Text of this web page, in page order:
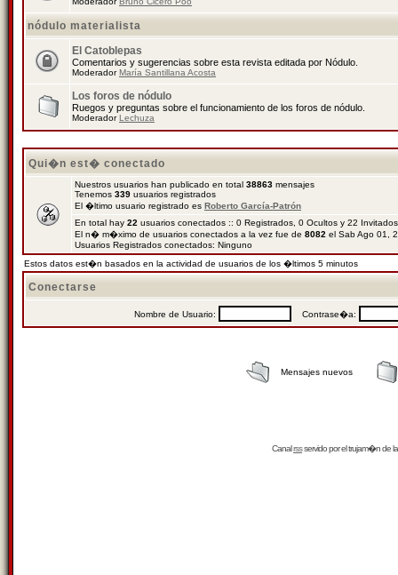
nódulo materialista
El Catoblepas
Comentarios y sugerencias sobre esta revista editada por Nódulo.
ModeradorMaría Santillana Acosta
Los foros de nódulo
Ruegos y preguntas sobre el funcionamiento de los foros de nódulo.
ModeradorLechuza
Qui�n est� conectado
Nuestros usuarios han publicado en total 38863 mensajes
Tenemos 339 usuarios registrados
El �ltimo usuario registrado es Roberto García-Patrón
En total hay 22 usuarios conectados :: 0 Registrados, 0 Ocultos y 22
El n� m�ximo de usuarios conectados a la vez fue de 8082 el Sab Ago 01,
Usuarios Registrados conectados: Ninguno
Estos datos est�n basados en la actividad de usuarios de los �ltimos 5 minutos
Conectarse
Nombre de Usuario: Contrase�a:
Mensajes nuevos
Canalrssservido por eltrujam�nde